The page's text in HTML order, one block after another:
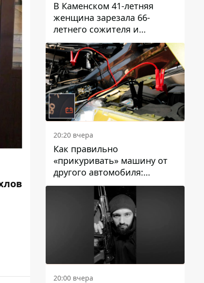
В Каменском 41-летняя
женщина зарезала 66-
летнего сожителя и
пыталась обмануть
полицейских
20:20 вчера
Как правильно
«прикуривать» машину от
другого автомобиля:
инструкция для водителей
20:00 вчера